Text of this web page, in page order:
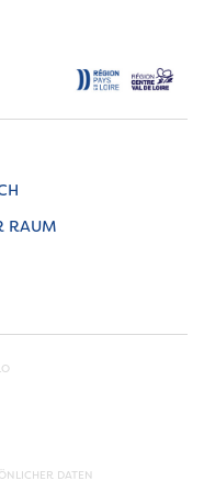
RAUM
DATEN